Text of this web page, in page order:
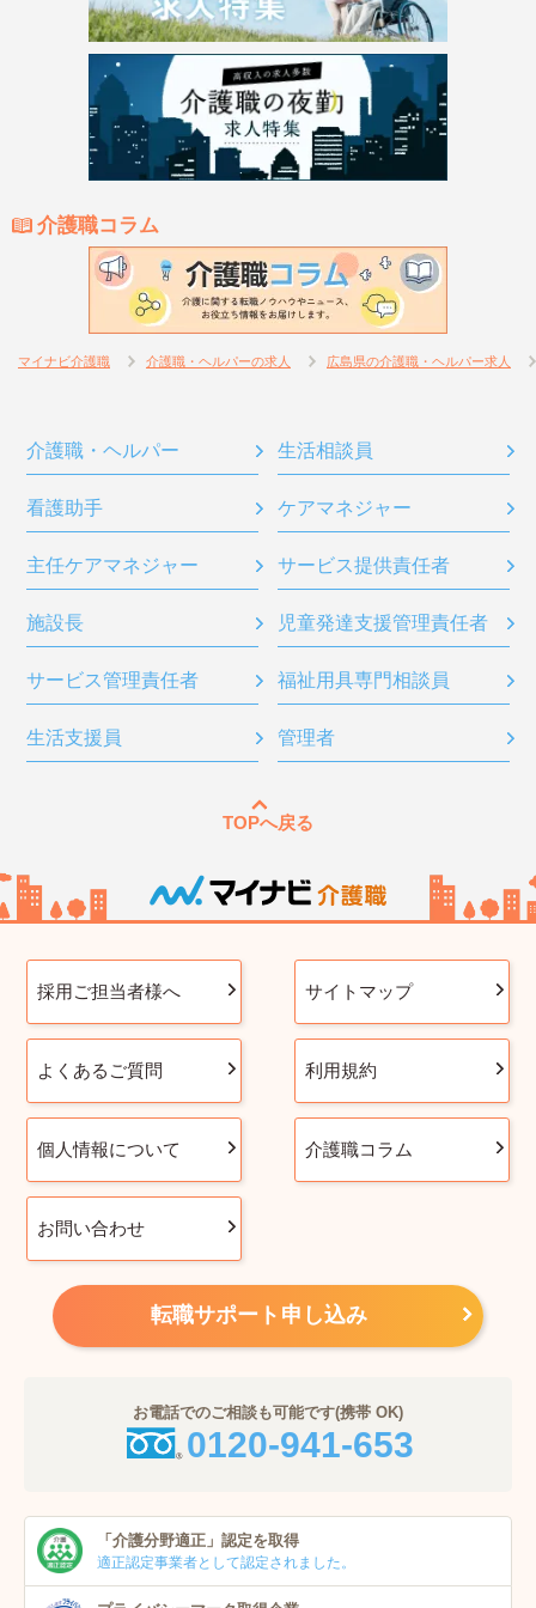
介護職コラム
マイナビ介護職 介護職・ヘルパーの求人 広島県の介護職・ヘルパー求人
介護職・ヘルパー 生活相談員
看護助手 ケアマネジャー
主任ケアマネジャー サービス提供責任者
施設長 児童発達支援管理責任者
サービス管理責任者 福祉用具専門相談員
生活支援員 管理者
TOPへ戻る
採用ご担当者様へ サイトマップ
よくあるご質問 利用規約
個人情報について 介護職コラム
お問い合わせ
転職サポート申し込み
お電話でのご相談も可能です(携帯 OK)
0120-941-653
「介護分野適正」 認定を取得
適正認定事業者として認定されました。